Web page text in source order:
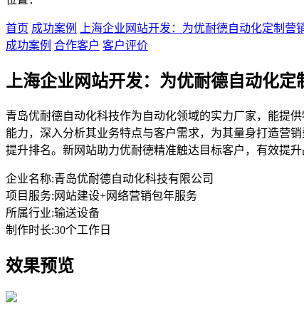
首页 成功案例
上海企业网站开发：为优耐德自动化定制营
成功案例 合作客户 客户评价
上海企业网站开发：为优耐德自动化定
青岛优耐德自动化科技作为自动化领域的实力厂家，能提
能力，深入分析其业务特点与客户需求，为其量身打造营
提升排名。新网站助力优耐德精准触达目标客户，有效提
企业名称:青岛优耐德自动化科技有限公司
项目服务: 网站建设+网络营销包年服务
所属行业:输送设备
制作时长:30个工作日
效果预览